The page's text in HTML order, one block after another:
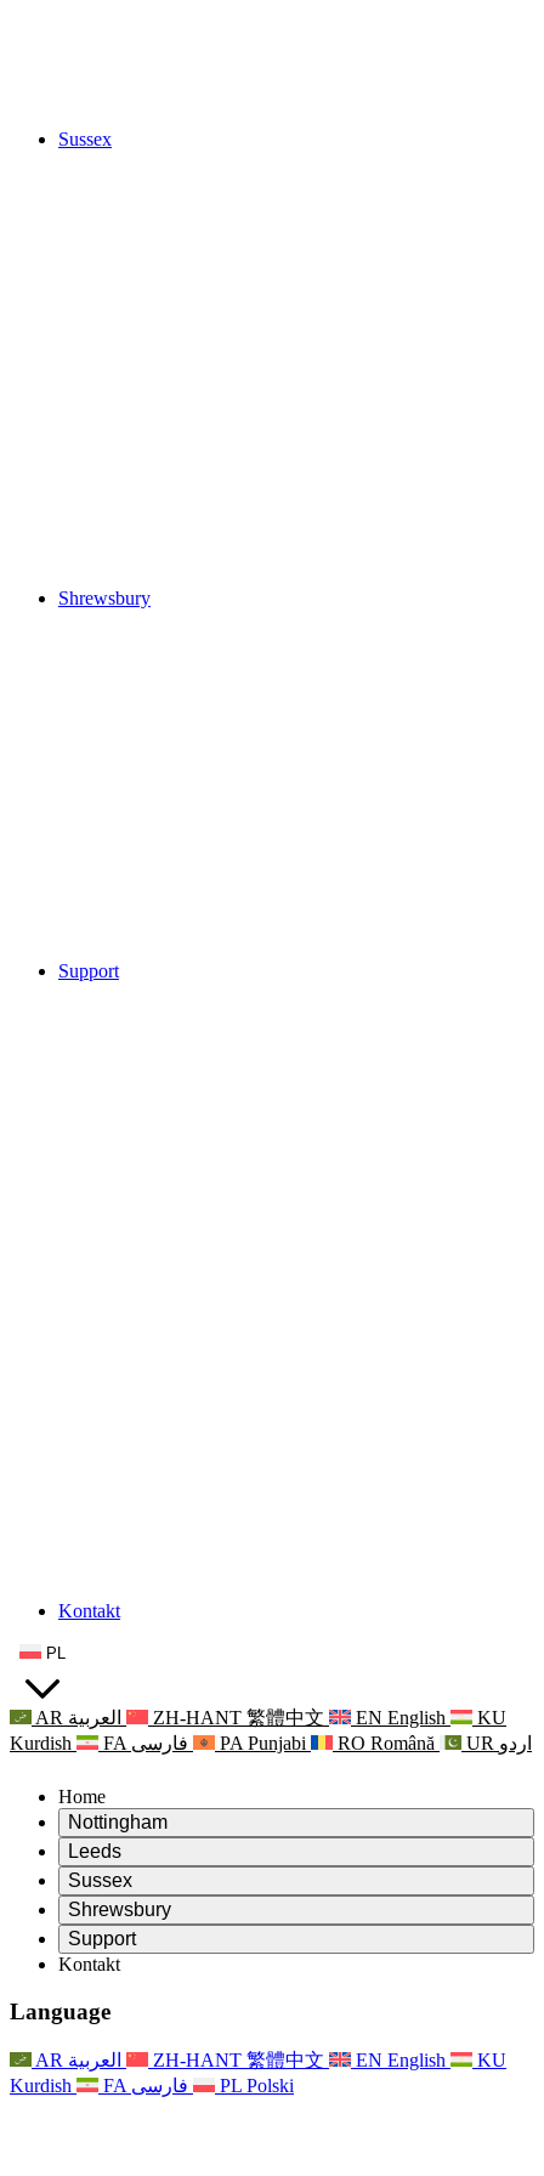
Sussex
Shrewsbury
Support
Kontakt
PL
AR العربية ZH-HANT 繁體中文 EN English
KU
Kurdish
FA فارسی PA Punjabi RO Română UR اردو
Home
Nottingham
Review
Przewodniczący Przeglądu
Niezależny zespół recenzentów
Zakres uprawnień
Raport końcowy z niezależnego przeglądu
Często zadawane pytania
Proces przekazywania informacji zwrotnych przez rodzinę
Biuletyny informacyjne
Opt Out
Leeds
Review
Przewodniczący Przeglądu
Niezależny zespół recenzentów
Zakres wymagań i obowiązków
Kontakt
Wsparcie psychologiczne dla rodzin
Aktualizacje dla rodzin
Zdarzenia
For Staff
Wsparcie dla personelu
Sussex
Review
Przewodniczący Przeglądu
Niezależny zespół recenzentów
Zakres uprawnień
For Families
Aktualizacje dla rodzin
Zdarzenia
Shrewsbury
Review
Zakres zadań w zakresie oceny macierzyństwa
Raport końcowy z niezależnego przeglądu
Pierwszy raport z niezależnego przeglądu
For Families
Aktualizacje
Support
Leeds
Nottingham
Rodzinna Służba Wsparcia Psychologicznego
Wsparcie w sytuacjach kryzysowych związanych ze
zdrowiem psychicznym
Usługi regionalne Nottingham
Kontakt
Language
AR العربية ZH-HANT 繁體中文 EN English
KU
Kurdish
FA فارسی PL Polski